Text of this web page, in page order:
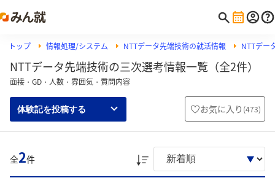
トップ 情報処理/システム NTTデータ先端技術の就活情報 NTTデー
NTTデータ先端技術の三次選考情報一覧（全2件）
面接・GD・人数・雰囲気・質問内容
体験記を投稿する お気に入り (473)
全2件